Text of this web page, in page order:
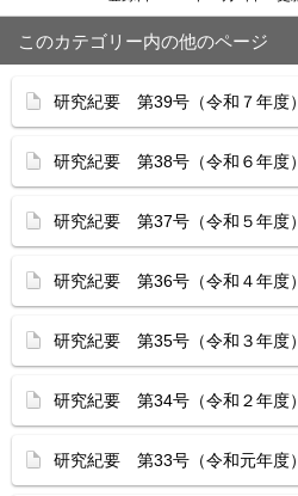
このカテゴリー内の他のページ
研究紀要 第39号（令和７年度）
研究紀要 第38号（令和６年度）
研究紀要 第37号（令和５年度）
研究紀要 第36号（令和４年度）
研究紀要 第35号（令和３年度）
研究紀要 第34号（令和２年度）
研究紀要 第33号（令和元年度）